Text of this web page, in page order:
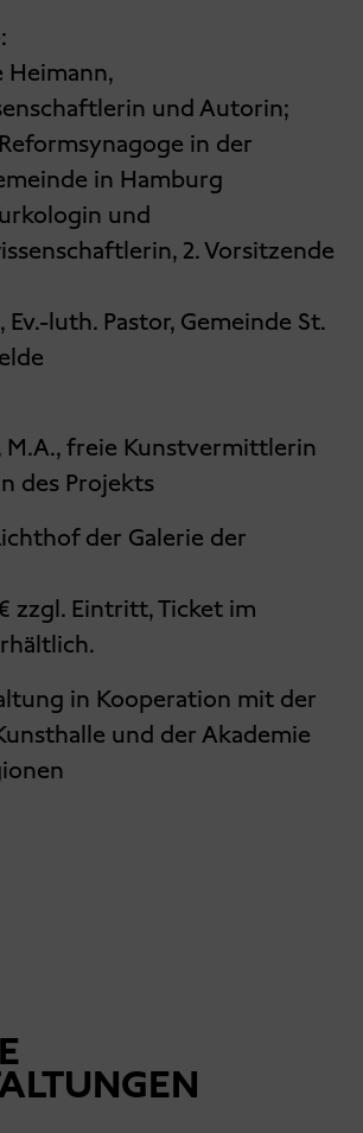
Heimann,
und Autorin;
in der
in Hamburg
und
2. Vorsitzende
luth. Pastor, Gemeinde St.
M.A., freie Kunstvermittlerin
des Projekts
der Galerie der
zzgl. Eintritt, Ticket im
in Kooperation mit der
und der Akademie